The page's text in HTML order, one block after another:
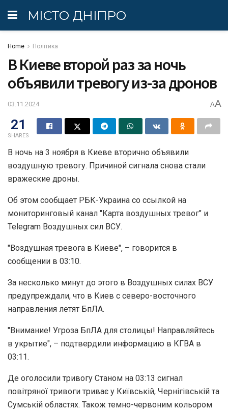
МІСТО ДНІПРО
Home Політика
В Киеве второй раз за ночь
объявили тревогу из-за дронов
03.11.2024 AA
21
SHARES
В ночь на 3 ноября в Киеве вторично объявили
воздушную тревогу. Причиной сигнала снова стали
вражеские дроны.
Об этом сообщает РБК-Украина со ссылкой на
мониторинговый канал "Карта воздушных тревог" и
Telegram Воздушных сил ВСУ.
"Воздушная тревога в Киеве", – говорится в
сообщении в 03:10.
За несколько минут до этого в Воздушных силах ВСУ
предупреждали, что в Киев с северо-восточного
направления летят БпЛА.
"Внимание! Угроза БпЛА для столицы! Направляйтесь
в укрытие", – подтвердили информацию в КГВА в
03:11.
Де оголосили тривогу Станом на 03:13 сигнал
повітряної тривоги триває у Київській, Чернігівській та
Сумській областях. Також темно-червоним кольором